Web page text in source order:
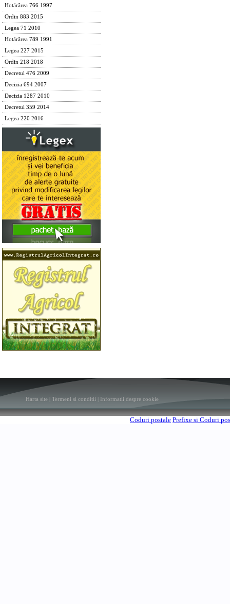
Hotărârea 766 1997
Ordin 883 2015
Legea 71 2010
Hotărârea 789 1991
Legea 227 2015
Ordin 218 2018
Decretul 476 2009
Decizia 694 2007
Decizia 1287 2010
Decretul 359 2014
Legea 220 2016
Harta site | Termeni si conditii | Informatii despre cookie
Coduri postale Prefixe si Coduri